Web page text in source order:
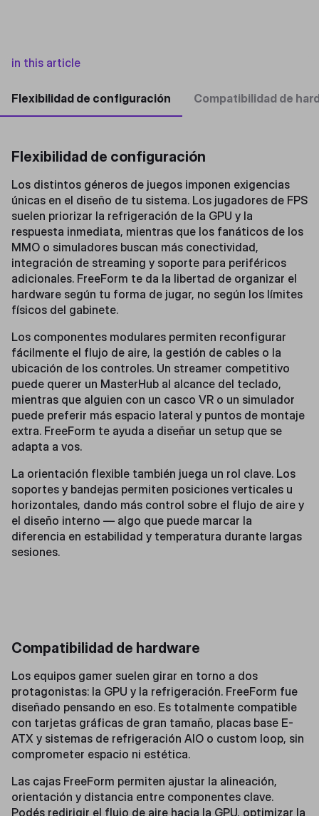
in this article
Flexibilidad de configuración Compatibilidad de
Flexibilidad de configuración
Los distintos géneros de juegos imponen exigencias
únicas en el diseño de tu sistema. Los jugadores de FPS
suelen priorizar la refrigeración de la GPU y la
respuesta inmediata, mientras que los fanáticos de los
MMO o simuladores buscan más conectividad,
integración de streaming y soporte para periféricos
adicionales. FreeForm te da la libertad de organizar el
hardware según tu forma de jugar, no según los límites
físicos del gabinete.
Los componentes modulares permiten reconfigurar
fácilmente el flujo de aire, la gestión de cables o la
ubicación de los controles. Un streamer competitivo
puede querer un MasterHub al alcance del teclado,
mientras que alguien con un casco VR o un simulador
puede preferir más espacio lateral y puntos de montaje
extra. FreeForm te ayuda a diseñar un setup que se
adapta a vos.
La orientación flexible también juega un rol clave. Los
soportes y bandejas permiten posiciones verticales u
horizontales, dando más control sobre el flujo de aire y
el diseño interno — algo que puede marcar la
diferencia en estabilidad y temperatura durante largas
sesiones.
Compatibilidad de hardware
Los equipos gamer suelen girar en torno a dos
protagonistas: la GPU y la refrigeración. FreeForm fue
diseñado pensando en eso. Es totalmente compatible
con tarjetas gráficas de gran tamaño, placas base E-
ATX y sistemas de refrigeración AIO o custom loop, sin
comprometer espacio ni estética.
Las cajas FreeForm permiten ajustar la alineación,
orientación y distancia entre componentes clave.
Podés redirigir el flujo de aire hacia la GPU, optimizar la